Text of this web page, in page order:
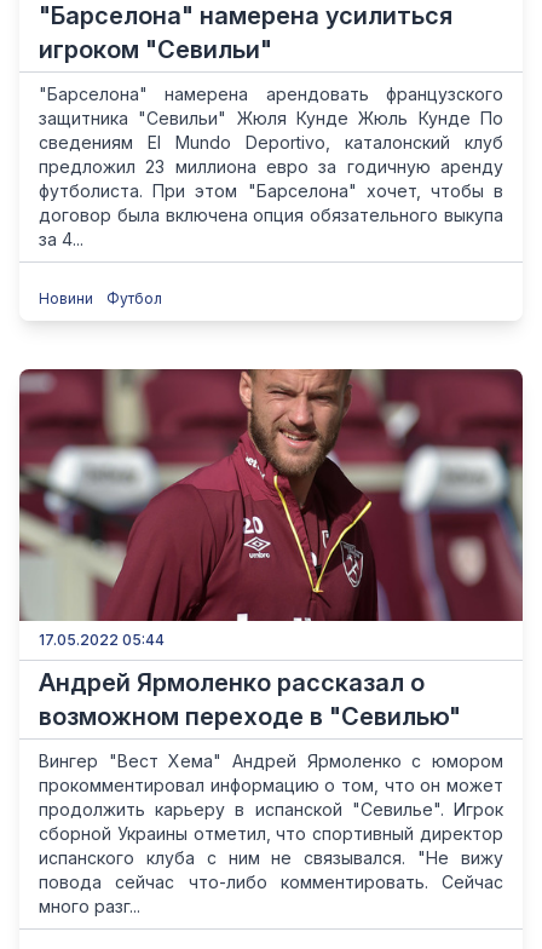
"Барселона" намерена усилиться
игроком "Севильи"
"Барселона" намерена арендовать французского
защитника "Севильи" Жюля Кунде Жюль Кунде По
сведениям El Mundo Deportivo, каталонский клуб
предложил 23 миллиона евро за годичную аренду
футболиста. При этом "Барселона" хочет, чтобы в
договор была включена опция обязательного выкупа
за 4...
Новини Футбол
17.05.2022 05:44
Андрей Ярмоленко рассказал о
возможном переходе в "Севилью"
Вингер "Вест Хема" Андрей Ярмоленко с юмором
прокомментировал информацию о том, что он может
продолжить карьеру в испанской "Севилье". Игрок
сборной Украины отметил, что спортивный директор
испанского клуба с ним не связывался. "Не вижу
повода сейчас что-либо комментировать. Сейчас
много разг...